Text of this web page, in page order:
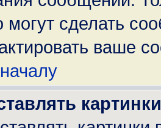
могут сделать
ваше